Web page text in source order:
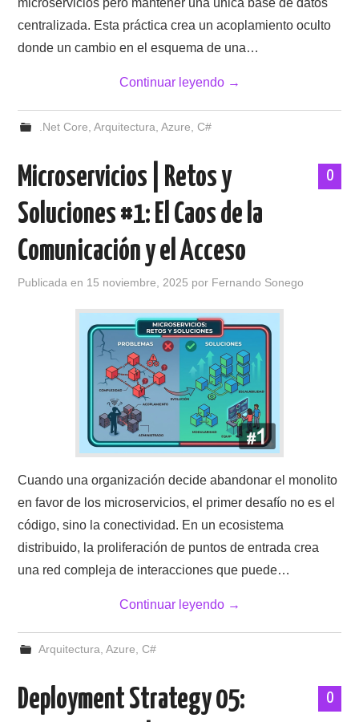
microservicios pero mantener una única base de datos
centralizada. Esta práctica crea un acoplamiento oculto
donde un cambio en el esquema de una…
Continuar leyendo →
.Net Core, Arquitectura, Azure, C#
0
Microservicios | Retos y
Soluciones #1: El Caos de la
Comunicación y el Acceso
Publicada en 15 noviembre, 2025 por Fernando Sonego
Cuando una organización decide abandonar el monolito
en favor de los microservicios, el primer desafío no es el
código, sino la conectividad. En un ecosistema
distribuido, la proliferación de puntos de entrada crea
una red compleja de interacciones que puede…
Continuar leyendo →
Arquitectura, Azure, C#
0
Deployment Strategy 05: